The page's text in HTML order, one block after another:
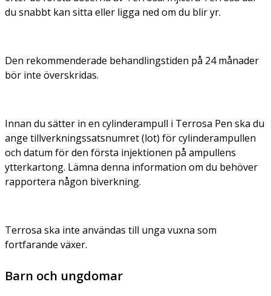
du snabbt kan sitta eller ligga ned om du blir yr.
Den rekommenderade behandlingstiden på 24 månader
bör inte överskridas.
Innan du sätter in en cylinderampull i Terrosa Pen ska du
ange tillverkningssatsnumret (lot) för cylinderampullen
och datum för den första injektionen på ampullens
ytterkartong. Lämna denna information om du behöver
rapportera någon biverkning.
Terrosa ska inte användas till unga vuxna som
fortfarande växer.
Barn och ungdomar